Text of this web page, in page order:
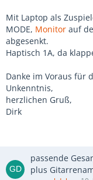
Mit Laptop als
MODE, Monitor auf
abgesenkt.
Haptisch 1A, da
Danke im Voraus für
Unkenntnis,
herzlichen Gruß,
Dirk
passende
plus